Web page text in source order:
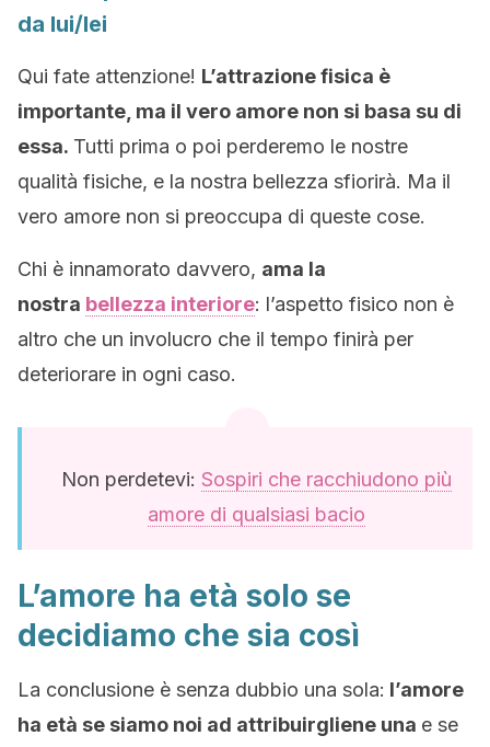
da lui/lei
Qui fate attenzione! L’attrazione fisica è
importante, ma il vero amore non si basa su di
essa. Tutti prima o poi perderemo le nostre
qualità fisiche, e la nostra bellezza sfiorirà. Ma il
vero amore non si preoccupa di queste cose.
Chi è innamorato davvero, ama la
nostra bellezza interiore: l’aspetto fisico non è
altro che un involucro che il tempo finirà per
deteriorare in ogni caso.
Non perdetevi: Sospiri che racchiudono più
amore di qualsiasi bacio
L’amore ha età solo se
decidiamo che sia così
La conclusione è senza dubbio una sola: l’amore
ha età se siamo noi ad attribuirgliene una e se